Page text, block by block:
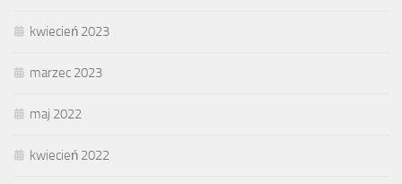
kwiecień 2023
marzec 2023
maj 2022
kwiecień 2022